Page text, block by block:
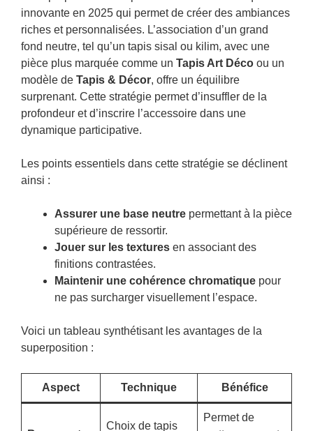
innovante en 2025 qui permet de créer des ambiances
riches et personnalisées. L’association d’un grand
fond neutre, tel qu’un tapis sisal ou kilim, avec une
pièce plus marquée comme un Tapis Art Déco ou un
modèle de Tapis & Décor, offre un équilibre
surprenant. Cette stratégie permet d’insuffler de la
profondeur et d’inscrire l’accessoire dans une
dynamique participative.
Les points essentiels dans cette stratégie se déclinent
ainsi :
Assurer une base neutre permettant à la pièce
supérieure de ressortir.
Jouer sur les textures en associant des
finitions contrastées.
Maintenir une cohérence chromatique pour
ne pas surcharger visuellement l’espace.
Voici un tableau synthétisant les avantages de la
superposition :
Aspect Technique Bénéfice
Choix de tapis
Permet de